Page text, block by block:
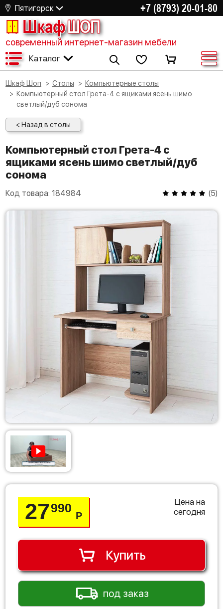
Пятигорск +7 (8793) 20-01-80
ШкафШОП
современный интернет-магазин мебели
Каталог
Шкаф Шоп Столы
Компьютерные столы
Компьютерный стол Грета-4 с ящиками ясень шимо
светлый/дуб сонома
< Назад в столы
Компьютерный стол Грета-4 с
ящиками ясень шимо светлый/дуб
сонома
Код товара: 184984 (5)
27990
Р
Цена на
сегодня
Купить
под заказ